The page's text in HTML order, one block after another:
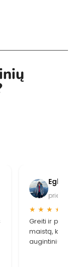
Eglė S
prieš 2
★ ★ ★ ★
Greiti ir
maistą, kuris
augintiniui.